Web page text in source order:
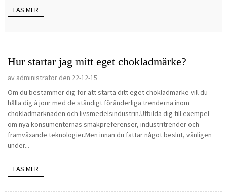
LÄS MER
Hur startar jag mitt eget chokladmärke?
av administratör den 22-12-15
Om du bestämmer dig för att starta ditt eget chokladmärke vill du
hålla dig à jour med de ständigt föränderliga trenderna inom
chokladmarknaden och livsmedelsindustrin.Utbilda dig till exempel
om nya konsumenternas smakpreferenser, industritrender och
framväxande teknologier.Men innan du fattar något beslut, vänligen
under...
LÄS MER